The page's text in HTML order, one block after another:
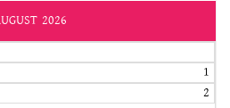
2026
1
2